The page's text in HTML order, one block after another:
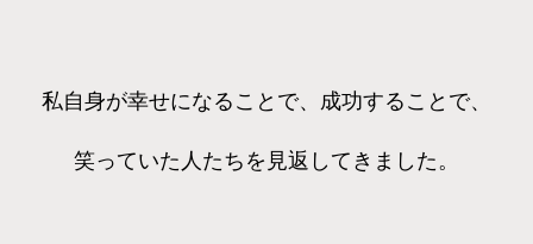
私自身が幸せになることで、成功することで、
笑っていた人たちを見返してきました。